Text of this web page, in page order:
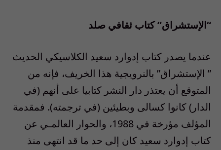
“الإستشراق” كتاب ثقافي صلد
عندما يصدر كتاب إدوارد سعيد الكلاسيكي الحديث
” الإستشراق” بالنرويجية هذا الخريف، فإنه من
المتوقع أن يعتذر دار النشر كتابيا على أنهم (في
الدار) كانوا كسالى وبطيئين (في ترجمته). فمقدمة
المؤلف مؤرخة في 1988، والحوار العالمـي عن
كتاب إدوارد سعيد كان إلى حد ما قد انتهى منذ